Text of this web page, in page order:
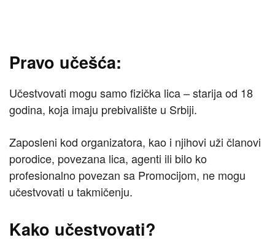
Pravo učešća:
Učestvovati mogu samo fizička lica – starija od 18
godina, koja imaju prebivalište u Srbiji.
Zaposleni kod organizatora, kao i njihovi uži članovi
porodice, povezana lica, agenti ili bilo ko
profesionalno povezan sa Promocijom, ne mogu
učestvovati u takmičenju.
Kako učestvovati?